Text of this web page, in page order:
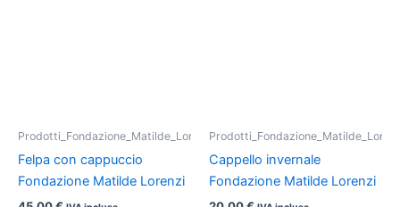
Prodotti_Fondazione_Matilde_Lorenzi
Felpa con cappuccio
Fondazione Matilde Lorenzi
nella
pagina
Cappello invernale
Fondazione Matilde Lorenzi